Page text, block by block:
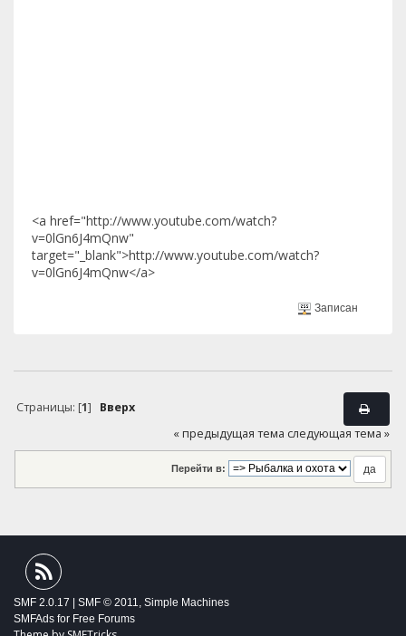
<a href="http://www.youtube.com/watch?
v=0lGn6J4mQnw"
target="_blank">http://www.youtube.com/watch?
v=0lGn6J4mQnw</a>
Записан
Страницы: [1] Вверх
« предыдущая тема следующая тема »
Перейти в:
SMF 2.0.17 SMF © 2011, Simple Machines
SMFAds for Free Forums